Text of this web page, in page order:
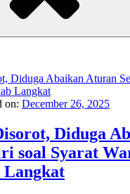
on: December 26, 2025
Diduga
soal Syarat
Langkat